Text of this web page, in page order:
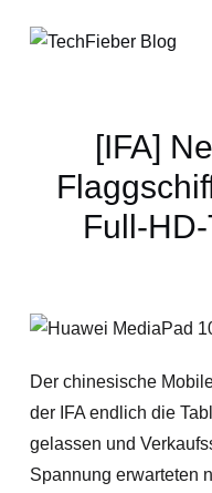
[IFA]
Full-
Der chinesische
der IFA endlich die
gelassen und
Spannung erwarteten